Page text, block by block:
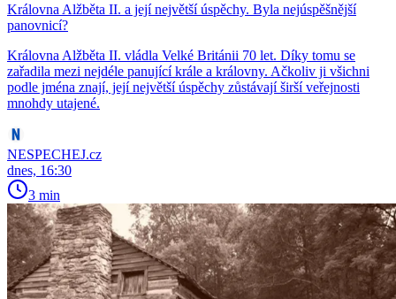
Královna Alžběta II. a její největší úspěchy. Byla nejúspěšnější
panovnicí?
Královna Alžběta II. vládla Velké Británii 70 let. Díky tomu se
zařadila mezi nejdéle panující krále a královny. Ačkoliv ji všichni
podle jména znají, její největší úspěchy zůstávají širší veřejnosti
mnohdy utajené.
NESPECHEJ.cz
dnes, 16:30
3 min